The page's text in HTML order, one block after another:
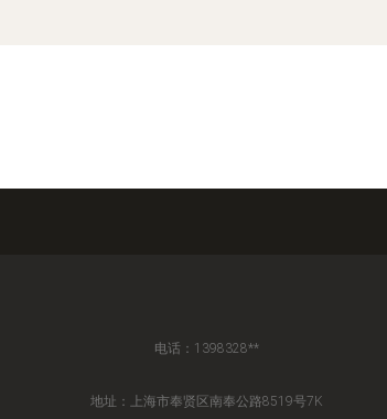
电话：1398328**
地址：上海市奉贤区南奉公路8519号7K